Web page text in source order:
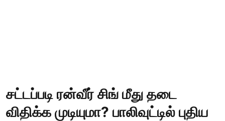
சட்டப்படி ரன்வீர் சிங் மீது தடை
விதிக்க முடியுமா? பாலிவுட்டில் புதிய